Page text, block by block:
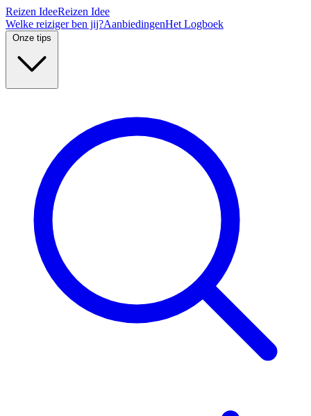
Reizen IdeeReizen Idee
Welke reiziger ben jij?AanbiedingenHet Logboek